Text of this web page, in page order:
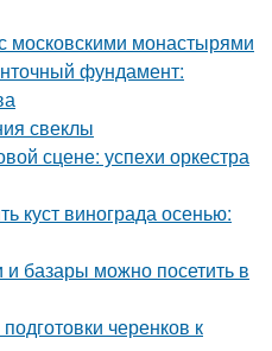
московскими монастырями
фундамент:
свеклы
сцене: успехи оркестра
куст винограда осенью:
базары можно посетить в
черенков к